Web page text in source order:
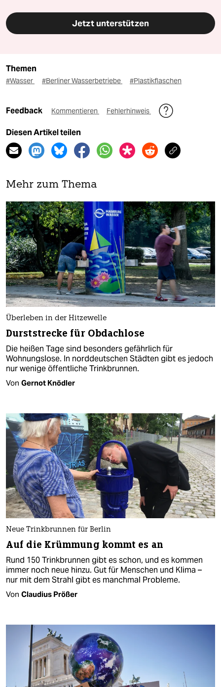
Jetzt unterstützen
Themen
#Wasser #Berliner Wasserbetriebe #Plastikflaschen
Feedback Kommentieren Fehlerhinweis
Diesen Artikel teilen
Mehr zum Thema
Überleben in der Hitzewelle
Durststrecke für Obdachlose
Die heißen Tage sind besonders gefährlich für
Wohnungslose. In norddeutschen Städten gibt es jedoch
nur wenige öffentliche Trinkbrunnen.
Von Gernot Knödler
Neue Trinkbrunnen für Berlin
Auf die Krümmung kommt es an
Rund 150 Trinkbrunnen gibt es schon, und es kommen
immer noch neue hinzu. Gut für Menschen und Klima –
nur mit dem Strahl gibt es manchmal Probleme.
Von Claudius Prößer